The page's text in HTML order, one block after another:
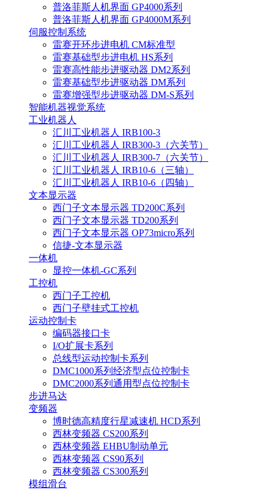
普洛菲斯人机界面 GP4000系列
普洛菲斯人机界面 GP4000M系列
伺服控制系统
雷赛开环步进电机 CM标准型
雷赛基础型步进电机 HS系列
雷赛高性能步进驱动器 DM2系列
雷赛基础型步进驱动器 DM系列
雷赛增强型步进驱动器 DM-S系列
智能机器视觉系统
工业机器人
汇川工业机器人 IRB100-3
汇川工业机器人 IRB300-3（六关节）
汇川工业机器人 IRB300-7（六关节）
汇川工业机器人 IRB10-6（三轴）
汇川工业机器人 IRB10-6（四轴）
文本显示器
西门子文本显示器 TD200C系列
西门子文本显示器 TD200系列
西门子文本显示器 OP73micro系列
信捷-文本显示器
一体机
显控一体机-GC系列
工控机
西门子工控机
西门子壁挂式工控机
运动控制卡
编码器接口卡
I/O扩展卡系列
总线型运动控制卡系列
DMC1000系列经济型点位控制卡
DMC2000系列通用型点位控制卡
步进马达
变频器
博时德高精度行星减速机 HCD系列
西林变频器 CS200系列
西林变频器 EHBU制动单元
西林变频器 CS90系列
西林变频器 CS300系列
模组滑台